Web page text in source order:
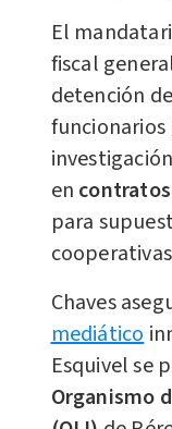
El
fiscal
detención
funcionarios
en
para
Chaves
mediático
Esquivel se
Organismo